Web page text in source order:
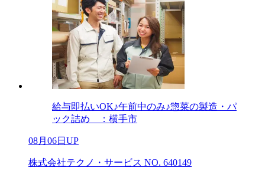
給与即払いOK♪午前中のみ♪惣菜の製造・パ
ック詰め ：横手市
08月06日UP
株式会社テクノ・サービス NO. 640149